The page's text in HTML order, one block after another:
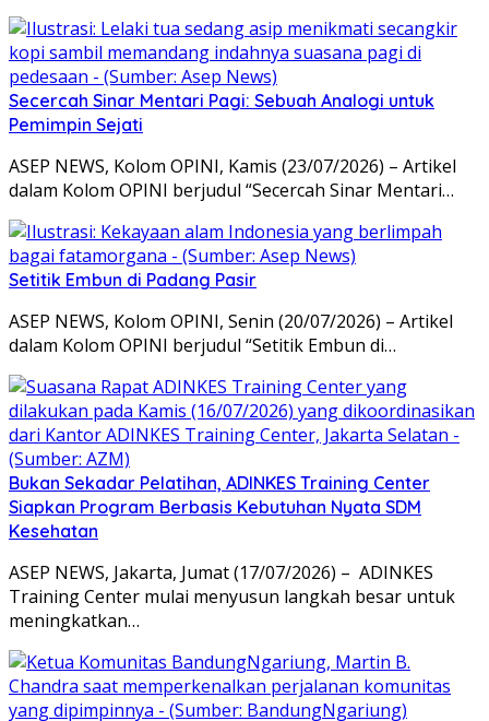
Secercah Sinar Mentari Pagi: Sebuah Analogi untuk
Pemimpin Sejati
ASEP NEWS, Kolom OPINI, Kamis (23/07/2026) – Artikel
dalam Kolom OPINI berjudul “Secercah Sinar Mentari…
Setitik Embun di Padang Pasir
ASEP NEWS, Kolom OPINI, Senin (20/07/2026) – Artikel
dalam Kolom OPINI berjudul “Setitik Embun di…
Bukan Sekadar Pelatihan, ADINKES Training Center
Siapkan Program Berbasis Kebutuhan Nyata SDM
Kesehatan
ASEP NEWS, Jakarta, Jumat (17/07/2026) – ADINKES
Training Center mulai menyusun langkah besar untuk
meningkatkan…